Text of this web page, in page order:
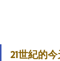
21世紀的